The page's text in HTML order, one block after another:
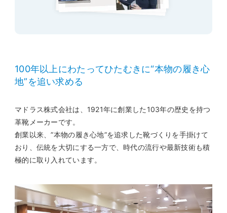
100年以上にわたってひたむきに“本物の履き心
地”を追い求める
マドラス株式会社は、1921年に創業した103年の歴史を持つ
革靴メーカーです。
創業以来、”本物の履き心地”を追求した靴づくりを手掛けて
おり、伝統を大切にする一方で、時代の流行や最新技術も積
極的に取り入れています。